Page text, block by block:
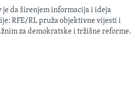
da širenjem informacija i ideja
RFE/RL pruža objektivne vijesti i
za demokratske i tržišne reforme.